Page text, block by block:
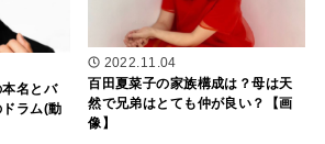
本名とバ
ラム(動
2022.11.04
百田夏菜子の家族構成は？母は天
然で兄弟はとても仲が良い？【画
像】